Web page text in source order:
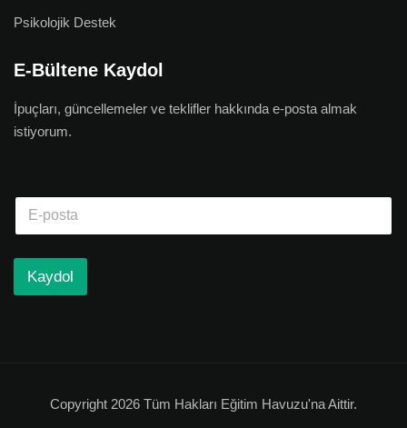
Psikolojik Destek
E-Bültene Kaydol
İpuçları, güncellemeler ve teklifler hakkında e-posta almak
istiyorum.
Kaydol
Copyright 2026 Tüm Hakları Eğitim Havuzu'na Aittir.